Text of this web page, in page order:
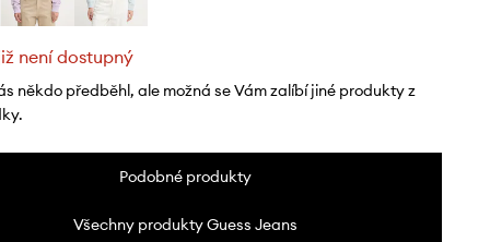
není dostupný
někdo předběhl, ale možná se Vám zalíbí jiné produkty z
Podobné produkty
Všechny produkty Guess Jeans